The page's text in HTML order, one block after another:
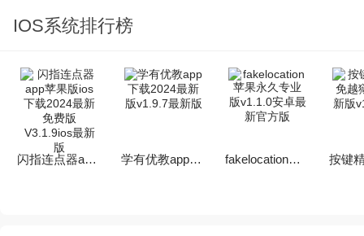
IOS系统排行榜
闪指连点器app苹果版ios下载2024最新免费版V3.1.9ios最新版 学有优教app下载2024最新版v1.9.7最新版 fakelocation苹果永久专业版v1.1.0安卓最新官方版